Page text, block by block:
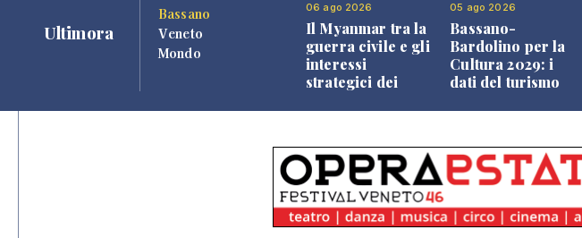
Ultimora
Bassano
Veneto
Mondo
06 ago 2026
Il Myanmar tra la
guerra civile e gli
interessi
strategici dei
05 ago 2026
Bassano-
Bardolino per la
Cultura 2029: i
dati del turismo